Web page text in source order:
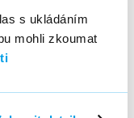
s ukládáním
mohli zkoumat
than
operation